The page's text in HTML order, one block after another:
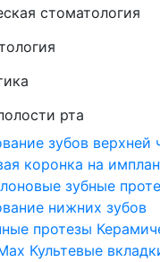
стоматология
рта
зубов верхней
коронка на
зубные
нижних зубов
протезы
Культевые